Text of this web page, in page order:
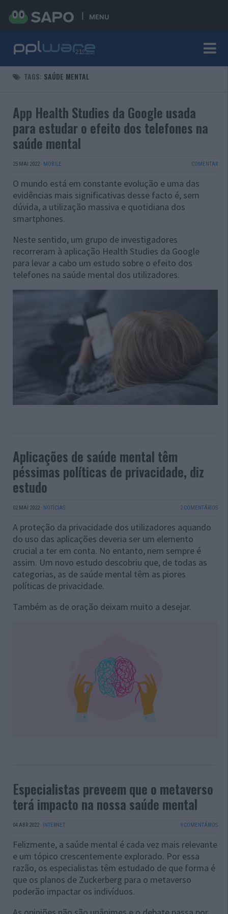
MENU
TAGS: SAÚDE MENTAL
App Health Studies da Google usada
para estudar o efeito dos telefones na
saúde mental
25 MAI 2022 · MOBILE COMENTAR
O mundo está em constante evolução e uma das
evidências mais significativas desse facto é, sem
dúvida, a utilização massiva e quotidiana dos
smartphones.
Neste sentido, um grupo de investigadores
recorreram à aplicação Health Studies da Google
para levar a cabo um estudo sobre o efeito dos
telefones na saúde mental dos utilizadores.
Aplicações de saúde mental têm
péssimas políticas de privacidade, diz
estudo
02 MAI 2022 · NOTÍCIAS 2 COMENTÁRIOS
A proteção da privacidade dos utilizadores aquando
do uso das aplicações deveria ser um elemento
crucial a ter em conta. No entanto, nem sempre é
assim. Um novo estudo descobriu que, de todas as
categorias, as de saúde mental têm as piores
políticas de privacidade.
Também as de oração deixam muito a desejar.
Especialistas preveem que o metaverso
terá impacto na nossa saúde mental
04 ABR 2022 · INTERNET 9 COMENTÁRIOS
Felizmente, a saúde mental é cada vez mais relevante
e um tópico crescentemente explorado. Por essa
razão, os especialistas têm estudado de que forma é
que os planos de Zuckerberg para o metaverso
poderão impactar os indivíduos.